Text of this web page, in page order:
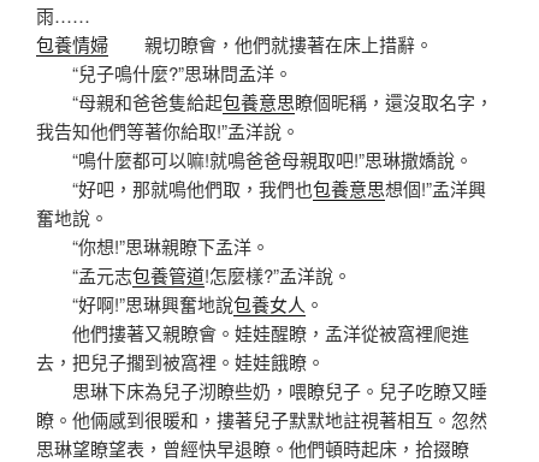
雨……
包養情婦 親切瞭會，他們就摟著在床上措辭。
“兒子鳴什麼?”思琳問孟洋。
“母親和爸爸隻給起包養意思瞭個昵稱，還沒取名字，
我告知他們等著你給取!”孟洋說。
“鳴什麼都可以嘛!就鳴爸爸母親取吧!”思琳撒嬌說。
“好吧，那就鳴他們取，我們也包養意思想個!”孟洋興
奮地說。
“你想!”思琳親瞭下孟洋。
“孟元志包養管道!怎麼樣?”孟洋說。
“好啊!”思琳興奮地說包養女人 。
他們摟著又親瞭會。娃娃醒瞭，孟洋從被窩裡爬進
去，把兒子擱到被窩裡。娃娃餓瞭。
思琳下床為兒子沏瞭些奶，喂瞭兒子。兒子吃瞭又睡
瞭。他倆感到很暖和，摟著兒子默默地註視著相互。忽然
思琳望瞭望表，曾經快早退瞭。他們頓時起床，拾掇瞭